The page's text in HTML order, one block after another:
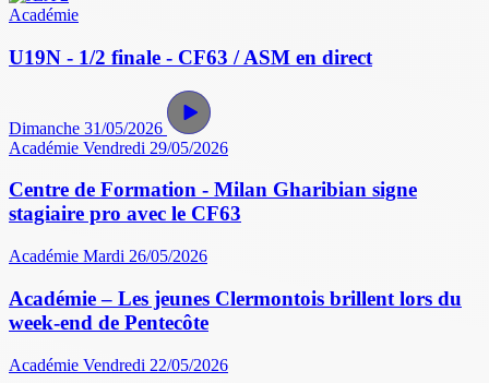
Académie
U19N - 1/2 finale - CF63 / ASM en direct
Dimanche 31/05/2026
Académie Vendredi 29/05/2026
Centre de Formation - Milan Gharibian signe
stagiaire pro avec le CF63
Académie Mardi 26/05/2026
Académie – Les jeunes Clermontois brillent lors du
week-end de Pentecôte
Académie Vendredi 22/05/2026